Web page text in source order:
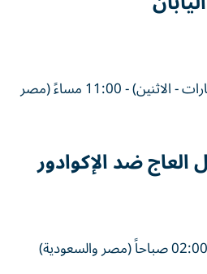
12:00 منتصف الليل (الإمارات - الاثنين) - 11:00 مساءً (مصر
ضد الإكوادور